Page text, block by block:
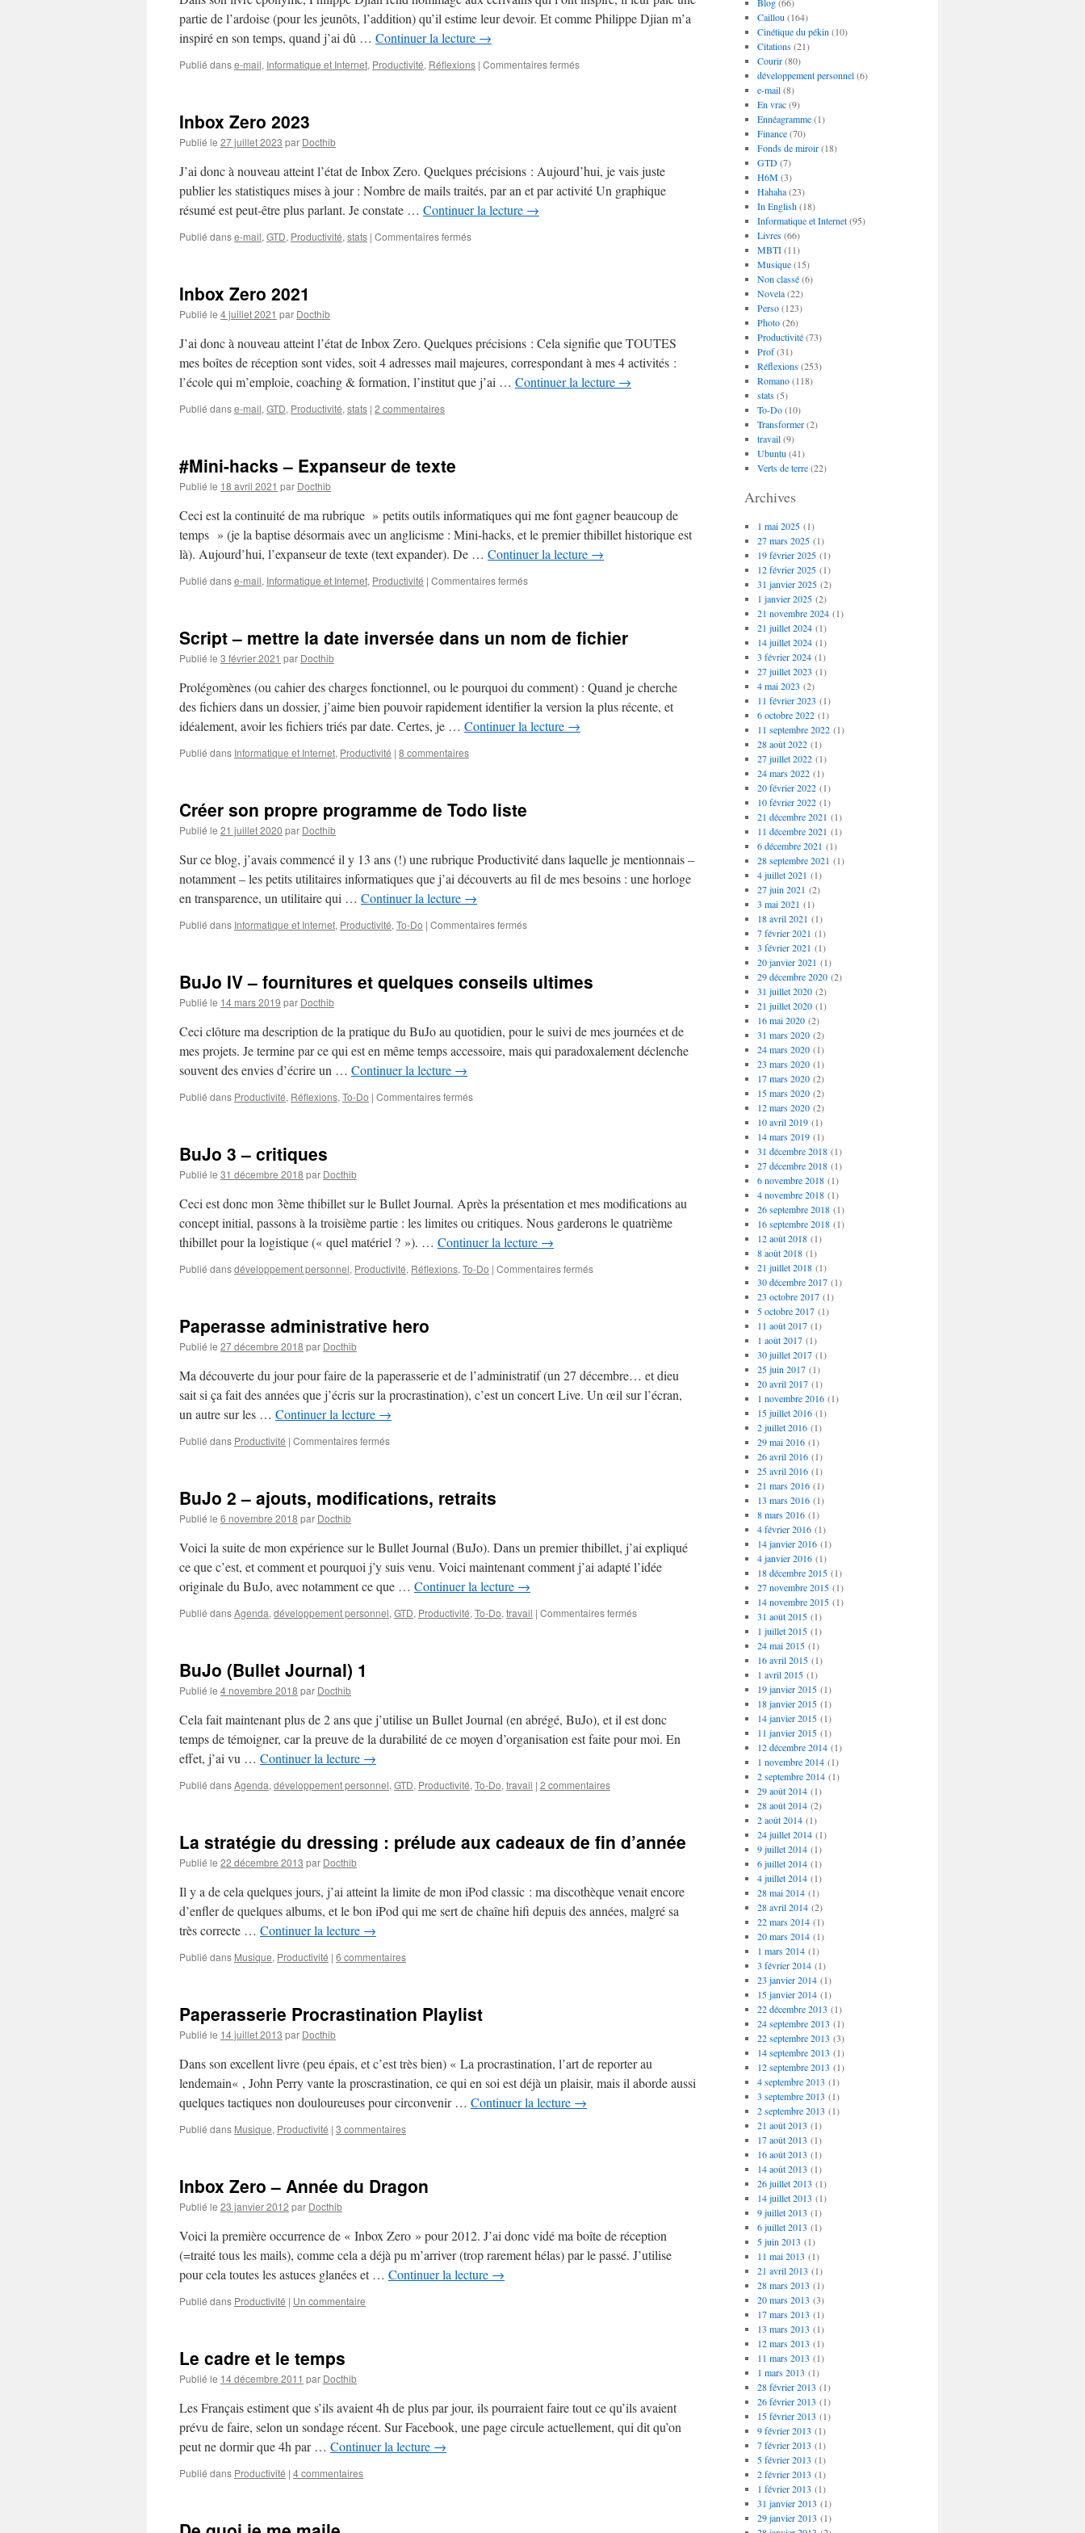
partie de l’ardoise (pour les jeunôts, l’addition) qu’il estime leur devoir. Et comme Philippe Djian m’a
inspiré en son temps, quand j’ai dû … Continuer la lecture →
Publié danse-mail, Informatique et Internet, Productivité, Réflexions | Commentaires ferméssur
Inbox Zero 2023
Publié le 27 juillet 2023 par Docthib
J’ai donc à nouveau atteint l’état de Inbox Zero. Quelques précisions : Aujourd’hui, je vais juste
publier les statistiques mises à jour : Nombre de mails traités, par an et par activité Un graphique
résumé est peut-être plus parlant. Je constate … Continuer la lecture →
Publié danse-mail, GTD, Productivité, stats | Commentaires ferméssur
Inbox Zero 2021
Publié le 4 juillet 2021 par Docthib
J’ai donc à nouveau atteint l’état de Inbox Zero. Quelques précisions : Cela signifie que TOUTES
mes boîtes de réception sont vides, soit 4 adresses mail majeures, correspondant à mes 4 activités :
l’école qui m’emploie, coaching & formation, l’institut que j’ai … Continuer la lecture →
Publié danse-mail, GTD, Productivité, stats | 2 commentaires
#Mini-hacks – Expanseur de texte
Publié le 18 avril 2021 par Docthib
Ceci est la continuité de ma rubrique » petits outils informatiques qui me font gagner beaucoup de
temps » (je la baptise désormais avec un anglicisme : Mini-hacks, et le premier thibillet historique est
là). Aujourd’hui, l’expanseur de texte (text expander). De … Continuer la lecture →
Publié danse-mail, Informatique et Internet, Productivité | Commentaires ferméssur
Expanseur
Script – mettre la date inversée dans un nom de fichier
Publié le 3 février 2021 par Docthib
Prolégomènes (ou cahier des charges fonctionnel, ou le pourquoi du comment) : Quand je cherche
des fichiers dans un dossier, j’aime bien pouvoir rapidement identifier la version la plus récente, et
idéalement, avoir les fichiers triés par date. Certes, je … Continuer la lecture →
Publié dans Informatique et Internet, Productivité | 8 commentaires
Créer son propre programme de Todo liste
Publié le 21 juillet 2020 par Docthib
Sur ce blog, j’avais commencé il y 13 ans (!) une rubrique Productivité dans laquelle je mentionnais –
notamment – les petits utilitaires informatiques que j’ai découverts au fil de mes besoins : une horloge
en transparence, un utilitaire qui … Continuer la lecture →
Publié dans Informatique et Internet, Productivité, To-Do | Commentaires ferméssur
programme
liste
BuJo IV – fournitures et quelques conseils ultimes
Publié le 14 mars 2019 par Docthib
Ceci clôture ma description de la pratique du BuJo au quotidien, pour le suivi de mes journées et de
mes projets. Je termine par ce qui est en même temps accessoire, mais qui paradoxalement déclenche
souvent des envies d’écrire un … Continuer la lecture →
Publié dans Productivité, Réflexions, To-Do | Commentaires ferméssur
conseils
ultimes
BuJo 3 – critiques
Publié le 31 décembre 2018 par Docthib
Ceci est donc mon 3ème thibillet sur le Bullet Journal. Après la présentation et mes modifications au
concept initial, passons à la troisième partie : les limites ou critiques. Nous garderons le quatrième
thibillet pour la logistique (« quel matériel ? »). … Continuer la lecture →
Publié dansdéveloppement personnel, Productivité, Réflexions, To-Do | Commentaires ferméssur
Paperasse administrative hero
Publié le 27 décembre 2018 par Docthib
Ma découverte du jour pour faire de la paperasserie et de l’administratif (un 27 décembre… et dieu
sait si ça fait des années que j’écris sur la procrastination), c’est un concert Live. Un œil sur l’écran,
un autre sur les … Continuer la lecture →
Publié dans Productivité | Commentaires ferméssur
BuJo 2 – ajouts, modifications, retraits
Publié le 6 novembre 2018 par Docthib
Voici la suite de mon expérience sur le Bullet Journal (BuJo). Dans un premier thibillet, j’ai expliqué
ce que c’est, et comment et pourquoi j’y suis venu. Voici maintenant comment j’ai adapté l’idée
originale du BuJo, avec notamment ce que … Continuer la lecture →
Publié dansAgenda, développement personnel, GTD, Productivité, To-Do, travail | Commentaires ferméssur
BuJo (Bullet Journal) 1
Publié le 4 novembre 2018 par Docthib
Cela fait maintenant plus de 2 ans que j’utilise un Bullet Journal (en abrégé, BuJo), et il est donc
temps de témoigner, car la preuve de la durabilité de ce moyen d’organisation est faite pour moi. En
effet, j’ai vu … Continuer la lecture →
Publié dansAgenda, développement personnel, GTD, Productivité, To-Do, travail | 2 commentaires
La stratégie du dressing : prélude aux cadeaux de fin d’année
Publié le 22 décembre 2013 par Docthib
Il y a de cela quelques jours, j’ai atteint la limite de mon iPod classic : ma discothèque venait encore
d’enfler de quelques albums, et le bon iPod qui me sert de chaîne hifi depuis des années, malgré sa
très correcte … Continuer la lecture →
Publié dans Musique, Productivité | 6 commentaires
Paperasserie Procrastination Playlist
Publié le 14 juillet 2013 par Docthib
Dans son excellent livre (peu épais, et c’est très bien) « La procrastination, l’art de reporter au
lendemain« , John Perry vante la proscrastination, ce qui en soi est déjà un plaisir, mais il aborde aussi
quelques tactiques non douloureuses pour circonvenir … Continuer la lecture →
Publié dans Musique, Productivité | 3 commentaires
Inbox Zero – Année du Dragon
Publié le 23 janvier 2012 par Docthib
Voici la première occurrence de « Inbox Zero » pour 2012. J’ai donc vidé ma boîte de réception
(=traité tous les mails), comme cela a déjà pu m’arriver (trop rarement hélas) par le passé. J’utilise
pour cela toutes les astuces glanées et … Continuer la lecture →
Publié dans Productivité | Un commentaire
Le cadre et le temps
Publié le 14 décembre 2011 par Docthib
Les Français estiment que s’ils avaient 4h de plus par jour, ils pourraient faire tout ce qu’ils avaient
prévu de faire, selon un sondage récent. Sur Facebook, une page circule actuellement, qui dit qu’on
peut ne dormir que 4h par … Continuer la lecture →
Publié dans Productivité | 4 commentaires
Caillou (164)
Cinétique du pékin (10)
Citations(21)
Courir(80)
développement personnel(6)
e-mail(8)
En vrac(9)
Ennéagramme(1)
Finance(70)
Fonds de miroir(18)
GTD(7)
H6M(3)
Hahaha(23)
In English(18)
Informatique et Internet(95)
Livres(66)
MBTI(11)
Musique(15)
Non classé(6)
Novela(22)
Perso(123)
Photo(26)
Productivité(73)
Prof(31)
Réflexions(253)
Romano(118)
stats(5)
To-Do(10)
Transformer(2)
travail(9)
Ubuntu (41)
Verts de terre(22)
Archives
1 mai 2025(1)
27 mars 2025(1)
19 février 2025(1)
12 février 2025(1)
31 janvier 2025(2)
1 janvier 2025(2)
21 novembre 2024(1)
21 juillet 2024(1)
14 juillet 2024(1)
3 février 2024(1)
27 juillet 2023 (1)
4 mai 2023 (2)
11 février 2023 (1)
6 octobre 2022(1)
11 septembre 2022(1)
28 août 2022(1)
27 juillet 2022(1)
24 mars 2022(1)
20 février 2022(1)
10 février 2022(1)
21 décembre 2021 (1)
11 décembre 2021 (1)
6 décembre 2021 (1)
28 septembre 2021 (1)
4 juillet 2021 (1)
27 juin 2021 (2)
3 mai 2021 (1)
18 avril 2021 (1)
7 février 2021 (1)
3 février 2021 (1)
20 janvier 2021 (1)
29 décembre 2020(2)
31 juillet 2020(2)
21 juillet 2020(1)
16 mai 2020(2)
31 mars 2020(2)
24 mars 2020(1)
23 mars 2020(1)
17 mars 2020(2)
15 mars 2020(2)
12 mars 2020(2)
10 avril 2019(1)
14 mars 2019(1)
31 décembre 2018(1)
27 décembre 2018(1)
6 novembre 2018(1)
4 novembre 2018(1)
26 septembre 2018(1)
16 septembre 2018(1)
12 août 2018(1)
8 août 2018(1)
21 juillet 2018(1)
30 décembre 2017(1)
23 octobre 2017(1)
5 octobre 2017(1)
11 août 2017(1)
1 août 2017(1)
30 juillet 2017(1)
25 juin 2017(1)
20 avril 2017(1)
1 novembre 2016(1)
15 juillet 2016(1)
2 juillet 2016(1)
29 mai 2016(1)
26 avril 2016(1)
25 avril 2016(1)
21 mars 2016(1)
13 mars 2016(1)
8 mars 2016(1)
4 février 2016(1)
14 janvier 2016(1)
4 janvier 2016(1)
18 décembre 2015(1)
27 novembre 2015(1)
14 novembre 2015(1)
31 août 2015(1)
1 juillet 2015(1)
24 mai 2015(1)
16 avril 2015(1)
1 avril 2015(1)
19 janvier 2015(1)
18 janvier 2015(1)
14 janvier 2015(1)
11 janvier 2015(1)
12 décembre 2014(1)
1 novembre 2014(1)
2 septembre 2014(1)
29 août 2014(1)
28 août 2014(2)
2 août 2014(1)
24 juillet 2014(1)
9 juillet 2014(1)
6 juillet 2014(1)
4 juillet 2014(1)
28 mai 2014(1)
28 avril 2014(2)
22 mars 2014(1)
20 mars 2014(1)
1 mars 2014(1)
3 février 2014(1)
23 janvier 2014(1)
15 janvier 2014(1)
22 décembre 2013 (1)
24 septembre 2013 (1)
22 septembre 2013 (3)
14 septembre 2013 (1)
12 septembre 2013 (1)
4 septembre 2013 (1)
3 septembre 2013 (1)
2 septembre 2013 (1)
21 août 2013 (1)
17 août 2013 (1)
16 août 2013 (1)
14 août 2013 (1)
26 juillet 2013 (1)
14 juillet 2013 (1)
9 juillet 2013 (1)
6 juillet 2013 (1)
5 juin 2013 (1)
11 mai 2013 (1)
21 avril 2013 (1)
28 mars 2013 (1)
20 mars 2013 (3)
17 mars 2013 (1)
13 mars 2013 (1)
12 mars 2013 (1)
11 mars 2013 (1)
1 mars 2013 (1)
28 février 2013 (1)
26 février 2013 (1)
15 février 2013 (1)
9 février 2013 (1)
7 février 2013 (1)
5 février 2013 (1)
2 février 2013 (1)
1 février 2013 (1)
31 janvier 2013 (1)
29 janvier 2013 (1)